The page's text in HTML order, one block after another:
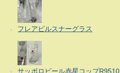
フレアピルスナーグラス
サッポロビール赤星コップR9510